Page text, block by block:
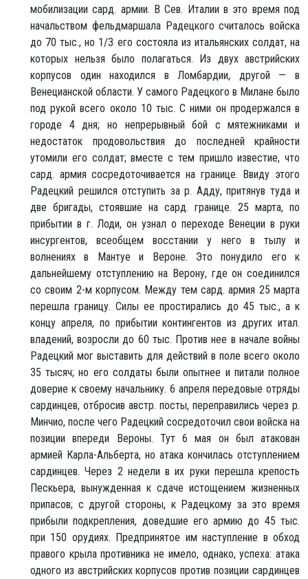
мобилизации сард. армии. В Сев. Италии в это время под
начальством фельдмаршала Радецкого считалось войска
до 70 тыс., но 1/3 его состояла из итальянских солдат, на
которых нельзя было полагаться. Из двух австрийских
корпусов один находился в Ломбардии, другой — в
Венецианской области. У самого Радецкого в Милане было
под рукой всего около 10 тыс. С ними он продержался в
городе 4 дня; но непрерывный бой с мятежниками и
недостаток продовольствия до последней крайности
утомили его солдат; вместе с тем пришло известие, что
сард. армия сосредоточивается на границе. Ввиду этого
Радецкий решился отступить за р. Адду, притянув туда и
две бригады, стоявшие на сард. границе. 25 марта, по
прибытии в г. Лоди, он узнал о переходе Венеции в руки
инсургентов, всеобщем восстании у него в тылу и
волнениях в Мантуе и Вероне. Это понудило его к
дальнейшему отступлению на Верону, где он соединился
со своим 2-м корпусом. Между тем сард. армия 25 марта
перешла границу. Силы ее простирались до 45 тыс., а к
концу апреля, по прибытии контингентов из других итал.
владений, возросли до 60 тыс. Против нее в начале войны
Радецкий мог выставить для действий в поле всего около
35 тысяч; но его солдаты были опытнее и питали полное
доверие к своему начальнику. 6 апреля передовые отряды
сардинцев, отбросив австр. посты, переправились через р.
Минчио, после чего Радецкий сосредоточил свои войска на
позиции впереди Вероны. Тут 6 мая он был атакован
армией Карла-Альберта, но атака кончилась отступлением
сардинцев. Через 2 недели в их руки перешла крепость
Пескьера, вынужденная к сдаче истощением жизненных
припасов; с другой стороны, к Радецкому за это время
прибыли подкрепления, доведшие его армию до 45 тыс.
при 150 орудиях. Предпринятое им наступление в обход
правого крыла противника не имело, однако, успеха: атака
одного из австрийских корпусов против позиции сардинцев